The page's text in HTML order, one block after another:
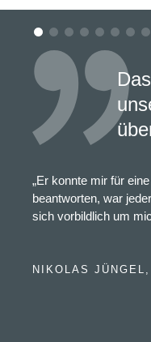
„Er konnte mir für
beantworten, war
sich vorbildlich um
NIKOLAS